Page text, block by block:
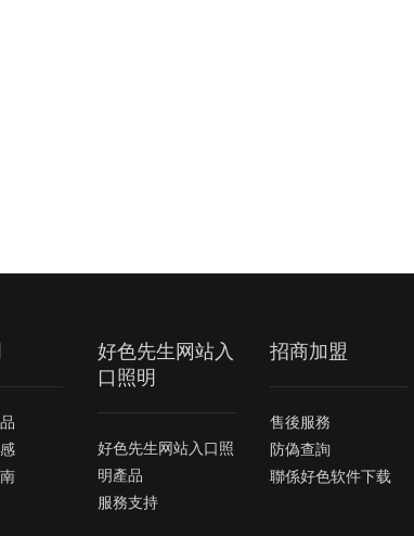
好色先生网站入
口照明
好色先生网站入口照
明產品
服務支持
招商加盟
售後服務
防偽查詢
聯係好色软件下载